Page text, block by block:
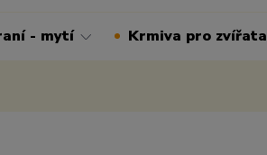
- mytí Krmiva pro zvířata